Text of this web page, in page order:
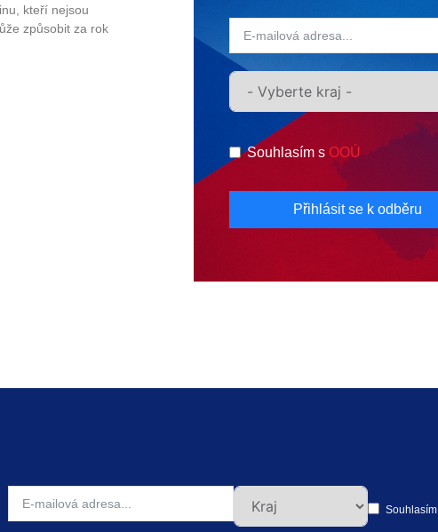
kteří nejsou
způsobit za rok
Souhlasím s OOÚ
Přihlásit se k odběru
Souhlasím